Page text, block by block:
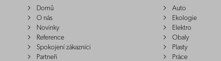
Domů
O nás
Novinky
Reference
Spokojení zákazníci
Partneři
Auto
Ekologie
Elektro
Obaly
Plasty
Práce